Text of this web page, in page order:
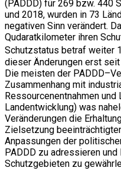
(PADDD) für 269 bzw. 440
und 2018, wurden in 73
negativen Sinn verändert.
Qudaratkilometer ihren
Schutzstatus betraf weiter
dieser Änderungen erst
Die meisten der
Zusammenhang mit
Ressourcenentnahmen
Landentwicklung) was
Veränderungen die
Zielsetzung
Anpassungen der
PADDD zu adressieren
Schutzgebieten zu